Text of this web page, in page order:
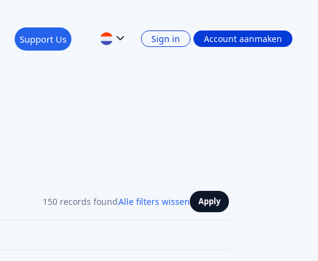
Support Us Sign in Account aanmaken
150 records foundAlle filters wissen Apply